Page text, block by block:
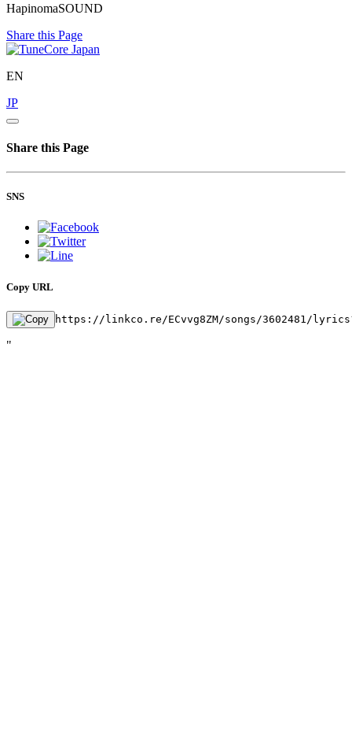
HapinomaSOUND
Share this Page
EN
JP
Share this Page
SNS
Copy URL
https://linkco.re/ECvvg8ZM/songs/3602481/
"